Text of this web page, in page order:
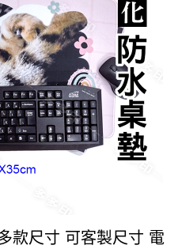
款尺寸 可客製尺寸 電